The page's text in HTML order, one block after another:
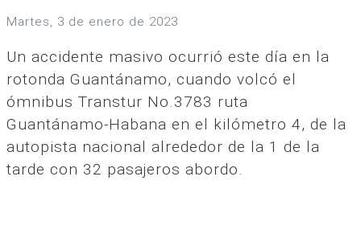
martes, 3 de enero de 2023
Un accidente masivo ocurrió este día en la
rotonda Guantánamo, cuando volcó el
ómnibus Transtur No.3783 ruta
Guantánamo-Habana en el kilómetro 4, de la
autopista nacional alrededor de la 1 de la
tarde con 32 pasajeros abordo.